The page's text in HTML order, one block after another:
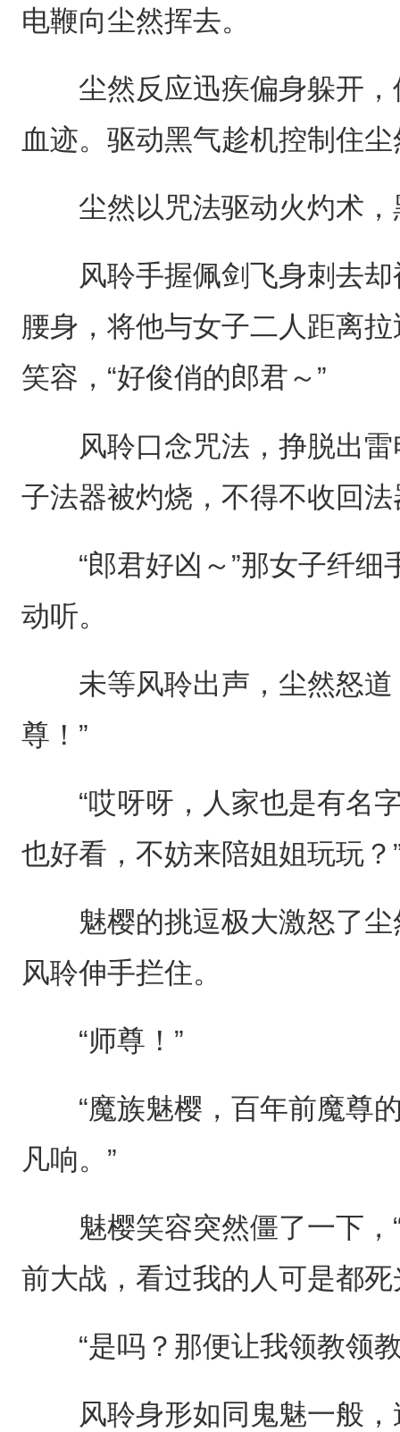
电鞭向尘然挥去。
尘然反应迅疾偏身躲开，
血迹。驱动黑气趁机控制住
尘然以咒法驱动火灼术，
风聆手握佩剑飞身刺去却
腰身，将他与女子二人距离
笑容，“好俊俏的郎君～”
风聆口念咒法，挣脱出雷
子法器被灼烧，不得不收回法
“郎君好凶～”那女子纤细
动听。
未等风聆出声，尘然怒道
尊！”
“哎呀呀，人家也是有名字
也好看，不妨来陪姐姐玩玩？
魅樱的挑逗极大激怒了尘
风聆伸手拦住。
“师尊！”
“魔族魅樱，百年前魔尊的
凡响。”
魅樱笑容突然僵了一下，“
前大战，看过我的人可是都死
“是吗？那便让我领教领教
风聆身形如同鬼魅一般，